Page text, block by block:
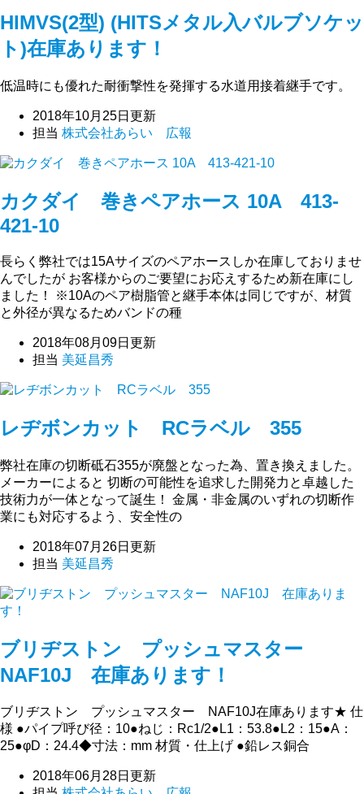
HIMVS(2型) (HITSメタル入バルブソケッ
ト)在庫あります！
低温時にも優れた耐衝撃性を発揮する水道用接着継手です。
2018年10月25日更新
担当 株式会社あらい 広報
カクダイ 巻きペアホース 10A 413-
421-10
長らく弊社では15Aサイズのペアホースしか在庫しておりませ
んでしたが お客様からのご要望にお応えするため新在庫にし
ました！ ※10Aのペア樹脂管と継手本体は同じですが、材質
と外径が異なるためバンドの種
2018年08月09日更新
担当 美延昌秀
レヂボンカット RCラベル 355
弊社在庫の切断砥石355が廃盤となった為、置き換えました。
メーカーによると 切断の可能性を追求した開発力と卓越した
技術力が一体となって誕生！ 金属・非金属のいずれの切断作
業にも対応するよう、安全性の
2018年07月26日更新
担当 美延昌秀
ブリヂストン プッシュマスター
NAF10J 在庫あります！
ブリヂストン プッシュマスター NAF10J在庫あります★ 仕
様 ●パイプ呼び径：10●ねじ：Rc1/2●L1：53.8●L2：15●A：
25●φD：24.4◆寸法：mm 材質・仕上げ ●鉛レス銅合
2018年06月28日更新